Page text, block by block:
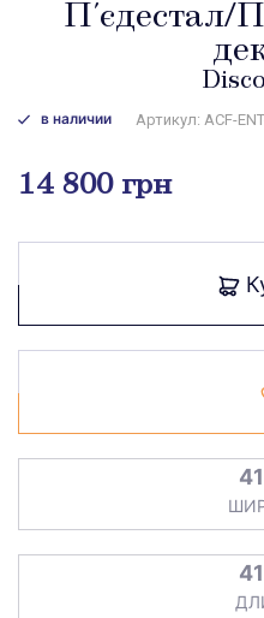
П'єдестал/
в наличии Артикул: ACF-
14 800 грн